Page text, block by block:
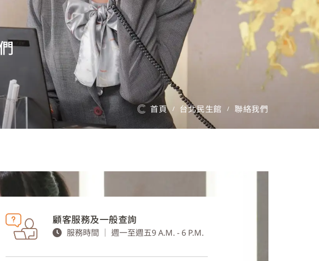
高鐵聯票
優惠活動
線上購物
首頁 / 台北民生館 / 聯絡我們
顧客服務及一般查詢
服務時間 ｜ 週一至週五9 A.M. - 6 P.M.